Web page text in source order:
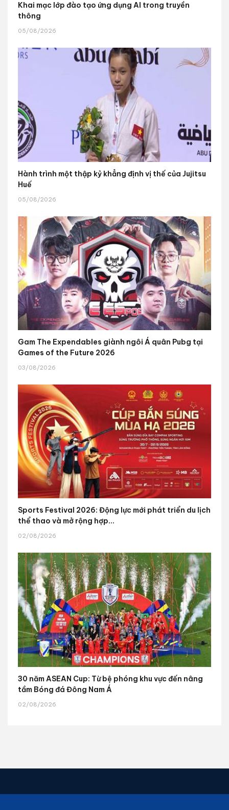
Khai mạc lớp đào tạo ứng dụng AI trong truyền
thông
05/08/2026
Hành trình một thập kỷ khẳng định vị thế của Jujitsu
Huế
05/08/2026
Gam The Expendables giành ngôi Á quân Pubg tại
Games of the Future 2026
03/08/2026
Sports Festival 2026: Động lực mới phát triển du lịch
thể thao và mở rộng hợp...
02/08/2026
30 năm ASEAN Cup: Từ bệ phóng khu vực đến nâng
tầm Bóng đá Đông Nam Á
02/08/2026